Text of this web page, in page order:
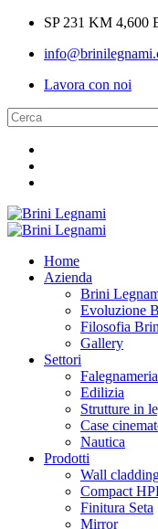
SP 231 KM 4,600
Lavora con noi
Home
Azienda
Brini
Evoluzione
Filosofia
Gallery
Settori
Falegnameria
Edilizia
Strutture in
Case
Nautica
Prodotti
Wall
Compact
Finitura Seta
Mirror